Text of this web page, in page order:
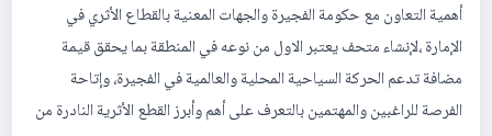
أهمية التعاون مع حكومة الفجيرة والجهات المعنية بالقطاع الأثري في
الإمارة ،لإنشاء متحف يعتبر الاول من نوعه في المنطقة بما يحقق قيمة
مضافة تدعم الحركة السياحية المحلية والعالمية في الفجيرة، وإتاحة
الفرصة للراغبين والمهتمين بالتعرف على أهم وأبرز القطع الأثرية النادرة من